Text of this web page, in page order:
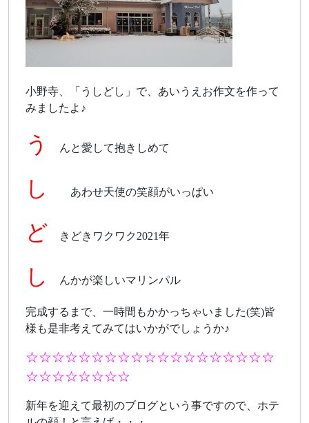
小野寺、「うしどし」で、あいうえお作文を作って
みましたよ♪
う んと愛して抱きしめて
し あわせ天使の笑顔がいっぱい
ど きどきワクワク2021年
し んかが楽しいマリンパル
完成するまで、一時間もかかっちゃいました(笑)皆
様も是非考えてみてはいかがでしょうか♪
☆☆☆☆☆☆☆☆☆☆☆☆☆☆☆☆☆☆☆
☆☆☆☆☆☆☆☆
新年を迎えて最初のブログという事ですので、ホテ